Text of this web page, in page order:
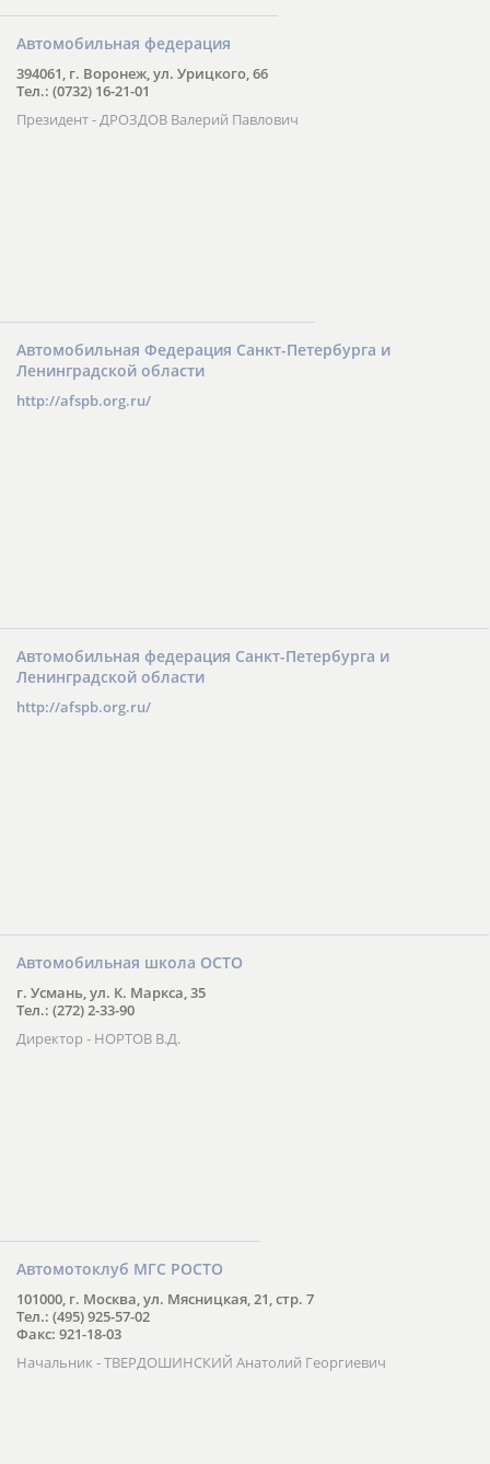
Автомобильная федерация
394061, г. Воронеж, ул. Урицкого, 66
Тел.: (0732) 16-21-01
Президент - ДРОЗДОВ Валерий Павлович
Автомобильная Федерация Санкт-Петербурга и
Ленинградской области
http://afspb.org.ru/
Автомобильная федерация Санкт-Петербурга и
Ленинградской области
http://afspb.org.ru/
Автомобильная школа ОСТО
г. Усмань, ул. К. Маркса, 35
Тел.: (272) 2-33-90
Директор - НОРТОВ В.Д.
Автомотоклуб МГС РОСТО
101000, г. Москва, ул. Мясницкая, 21, стр. 7
Тел.: (495) 925-57-02
Факс: 921-18-03
Начальник - ТВЕРДОШИНСКИЙ Анатолий Георгиевич